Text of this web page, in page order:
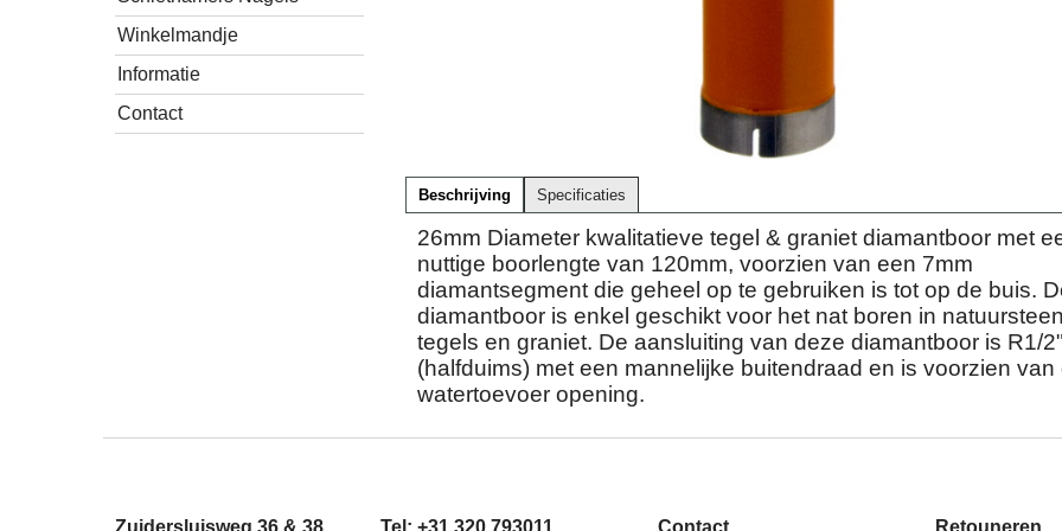
Winkelmandje
Informatie
Contact
Beschrijving Specificaties
26mm Diameter kwalitatieve tegel & graniet diamantboor met
nuttige boorlengte van 120mm, voorzien van een 7mm
diamantsegment die geheel op te gebruiken is tot op de buis.
diamantboor is enkel geschikt voor het nat boren in
tegels en graniet. De aansluiting van deze diamantboor is R1/2"
(halfduims) met een mannelijke buitendraad en is voorzien van
watertoevoer opening.
Zuidersluisweg 36 & 38 Tel: +31 320 793011 Contact Retouneren